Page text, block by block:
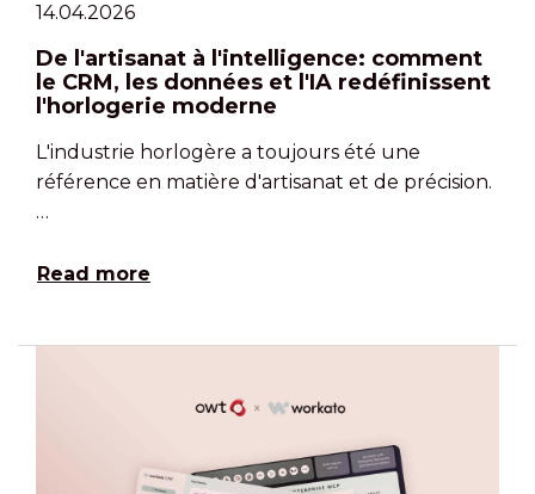
14.04.2026
De l'artisanat à l'intelligence: comment
le CRM, les données et l'IA redéfinissent
l'horlogerie moderne
L'industrie horlogère a toujours été une
référence en matière d'artisanat et de précision.
…
Read more